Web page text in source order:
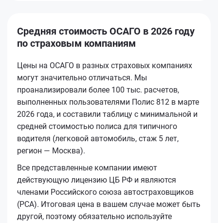
Средняя стоимость ОСАГО в 2026 году
по страховым компаниям
Цены на ОСАГО в разных страховых компаниях
могут значительно отличаться. Мы
проанализировали более 100 тыс. расчетов,
выполненных пользователями Полис 812 в марте
2026 года, и составили таблицу с минимальной и
средней стоимостью полиса для типичного
водителя (легковой автомобиль, стаж 5 лет,
регион — Москва).
Все представленные компании имеют
действующую лицензию ЦБ РФ и являются
членами Российского союза автостраховщиков
(РСА). Итоговая цена в вашем случае может быть
другой, поэтому обязательно используйте